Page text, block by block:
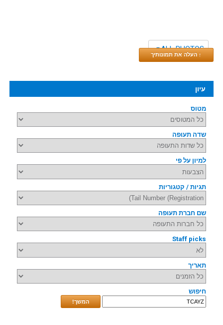
ALL PHOTOS
↑ העלה את תמונותיך
עיון
מטוס
שדה תעופה
למיון על פי
תגיות / קטגוריות
שם חברת תעופה
Staff picks
תאריך
חיפוש
המשך!